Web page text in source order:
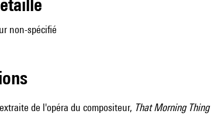
non-spécifié
de l'opéra du compositeur, That Morning Thing